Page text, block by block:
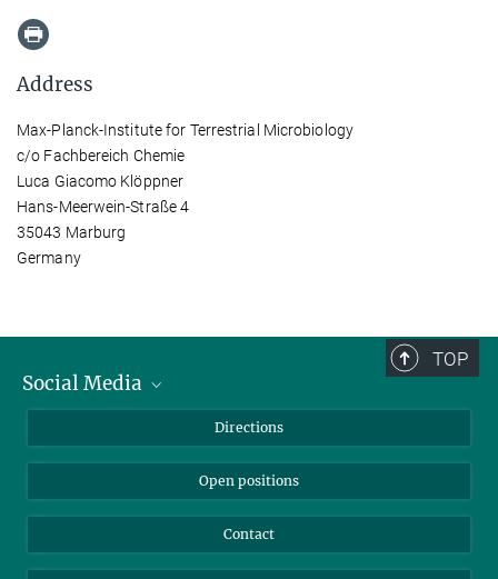
Address
Max-Planck-Institute for Terrestrial Microbiology
c/o Fachbereich Chemie
Luca Giacomo Klöppner
Hans-Meerwein-Straße 4
35043 Marburg
Germany
TOP
Social Media
LinkedIn
Directions
Open positions
Contact